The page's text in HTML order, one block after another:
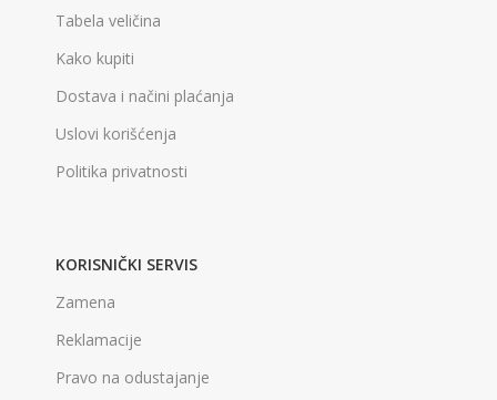
Tabela veličina
Kako kupiti
Dostava i načini plaćanja
Uslovi korišćenja
Politika privatnosti
KORISNIČKI SERVIS
Zamena
Reklamacije
Pravo na odustajanje